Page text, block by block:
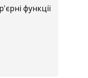
функції